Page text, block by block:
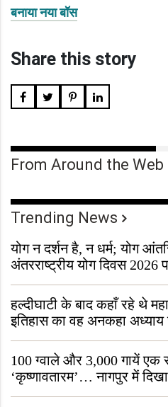
बनाया नया बॉस
Share this story
From Around the Web
Trending News
योग न दर्शन है, न धर्म; योग
अंतरराष्ट्रीय योग दिवस 2026
हल्दीघाटी के बाद कहाँ रहे थे
इतिहास का वह अनकहा
जीवित है
100 ग्वाले और 3,000 गायें
‘कृष्णावतारम’… नागपुर में
“ऐसा तो सिर्फ़ कृष्ण ही कर